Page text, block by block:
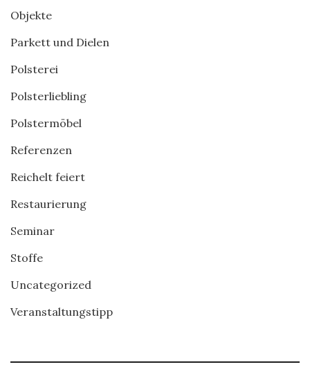
Objekte
Parkett und Dielen
Polsterei
Polsterliebling
Polstermöbel
Referenzen
Reichelt feiert
Restaurierung
Seminar
Stoffe
Uncategorized
Veranstaltungstipp